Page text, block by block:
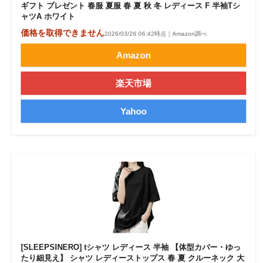
ギフト プレゼント 春服 夏服 春 夏 秋 冬 レディース F 半袖Tシ
ャツA ホワイト
価格を取得できません2026/03/26 06:42時点｜Amazon調べ
Amazon
楽天市場
Yahoo
[SLEEPSINERO] tシャツ レディース 半袖 【体型カバー・ゆっ
たり細見え】 シャツ レディーストップス 春 夏 クルーネック 大